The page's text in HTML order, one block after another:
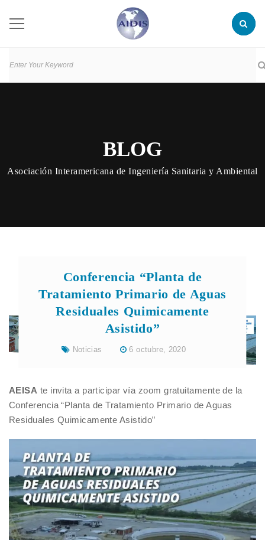
BLOG
Asociación Interamericana de Ingeniería Sanitaria y Ambiental
Conferencia “Planta de
Tratamiento Primario de Aguas
Residuales Quimicamente
Asistido”
Noticias 6 octubre, 2020
AEISA te invita a participar vía zoom gratuitamente de la
Conferencia “Planta de Tratamiento Primario de Aguas
Residuales Quimicamente Asistido”